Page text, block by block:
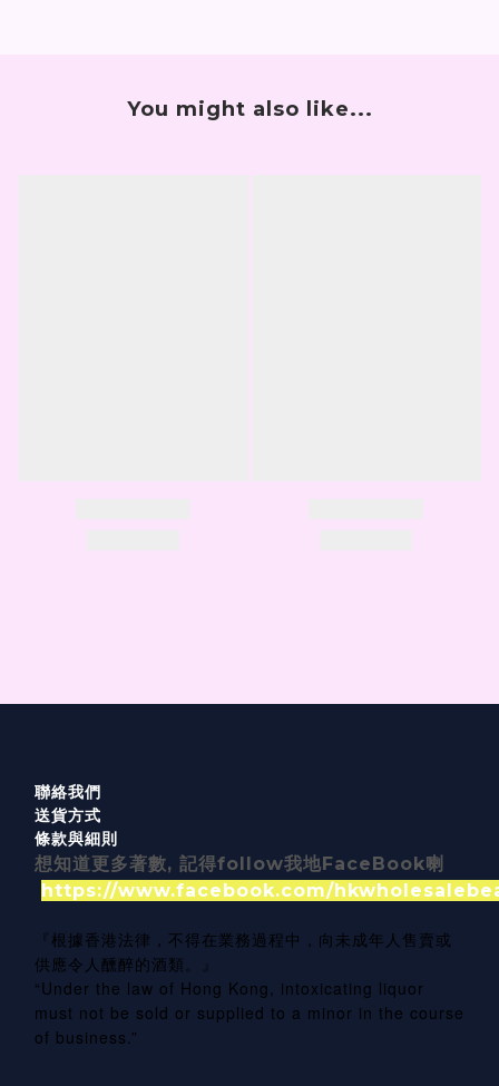
You might also like...
聯絡我們
送貨方式
條款與細則
想知道更多著數, 記得follow我地FaceBook喇
https://www.facebook.com/
『根據香港法律，不得在業務過程中，向未成年人售賣或
供應令人醺醉的酒類。』
“Under the law of Hong Kong, intoxicating liquor
must not be sold or supplied to a minor in the course
of business.”